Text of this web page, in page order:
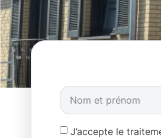
J’accepte le